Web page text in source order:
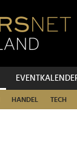
HANDEL TECH